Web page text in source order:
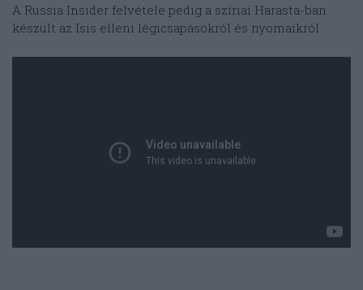
A Russia Insider felvétele pedig a szíriai Harasta-ban
készült az Isis elleni légicsapásokról és nyomaikról.